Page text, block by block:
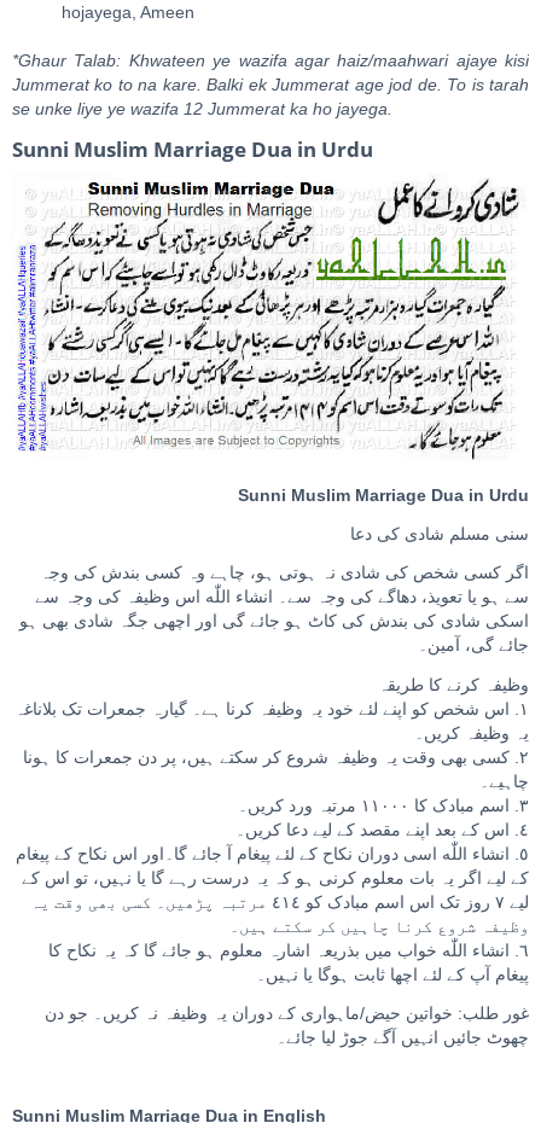
hojayega, Ameen
*Ghaur Talab: Khwateen ye wazifa agar haiz/maahwari ajaye kisi
Jummerat ko to na kare. Balki ek Jummerat age jod de. To is tarah
se unke liye ye wazifa 12 Jummerat ka ho jayega.
Sunni Muslim Marriage Dua in Urdu
Sunni Muslim Marriage Dua in Urdu
سنی مسلم شادی کی دعا
اگر کسی شخص کی شادی نہ ہوتی ہو، چاہے وہ کسی بندش کی وجہ
سے ہو یا تعویذ، دھاگے کی وجہ سے۔ انشاء اللّٰه اس وظیفہ کی وجہ سے
اسکی شادی کی بندش کی کاٹ ہو جائے گی اور اچھی جگہ شادی بھی ہو
جائے گی، آمین۔
وظیفہ کرنے کا طریقہ
١. اس شخص کو اپنے لئے خود یہ وظیفہ کرنا ہے۔ گیارہ جمعرات تک بلاناغہ
یہ وظیفہ کریں۔
٢. کسی بھی وقت یہ وظیفہ شروع کر سکتے ہیں، پر دن جمعرات کا ہونا
چاہیے۔
٣. اسم مبادک کا ١١٠٠٠ مرتبہ ورد کریں۔
٤. اس کے بعد اپنے مقصد کے لیے دعا کریں۔
٥. انشاء اللّٰه اسی دوران نکاح کے لئے پیغام آ جائے گا۔اور اس نکاح کے پیغام
کے لیے اگر یہ بات معلوم کرنی ہو کہ یہ درست رہے گا یا نہیں، تو اس کے
لیے ٧ روز تک اس اسم مبادک کو ٤١٤ مرتبہ پڑھیں۔ کسی بھی وقت یہ
وظیفہ شروع کرنا چاہیں کر سکتے ہیں۔
٦. انشاء اللّٰه خواب میں بذریعہ اشارہ معلوم ہو جائے گا کہ یہ نکاح کا
پیغام آپ کے لئے اچھا ثابت ہوگا یا نہیں۔
غور طلب: خواتین حیض/ماہواری کے دوران یہ وظیفہ نہ کریں۔ جو دن
چھوٹ جائیں انہیں آگے جوڑ لیا جائے۔
Sunni Muslim Marriage Dua in English